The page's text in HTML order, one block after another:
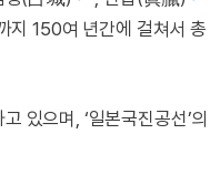
150여 년간에 걸쳐서 총
있으며, ‘일본국진공선’의